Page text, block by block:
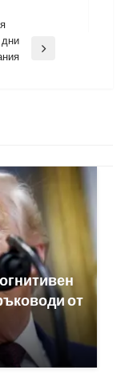
дни
от